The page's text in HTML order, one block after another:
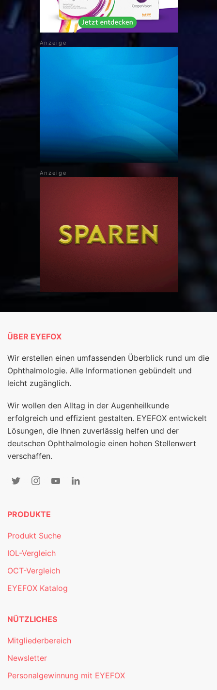
ÜBER EYEFOX
Wir erstellen einen umfassenden Überblick rund um die
Ophthalmologie. Alle Informationen gebündelt und
leicht zugänglich.
Wir wollen den Alltag in der Augenheilkunde
erfolgreich und effizient gestalten. EYEFOX entwickelt
Lösungen, die Ihnen zuverlässig helfen und der
deutschen Ophthalmologie einen hohen Stellenwert
verschaffen.
PRODUKTE
Produkt Suche
IOL-Vergleich
OCT-Vergleich
EYEFOX Katalog
NÜTZLICHES
Mitgliederbereich
Newsletter
Personalgewinnung mit EYEFOX